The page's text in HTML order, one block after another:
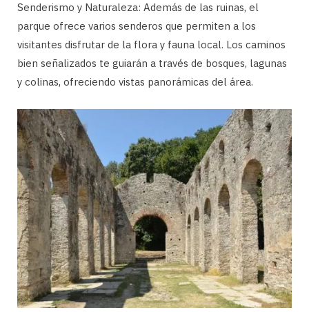
Senderismo y Naturaleza: Además de las ruinas, el
parque ofrece varios senderos que permiten a los
visitantes disfrutar de la flora y fauna local. Los caminos
bien señalizados te guiarán a través de bosques, lagunas
y colinas, ofreciendo vistas panorámicas del área.